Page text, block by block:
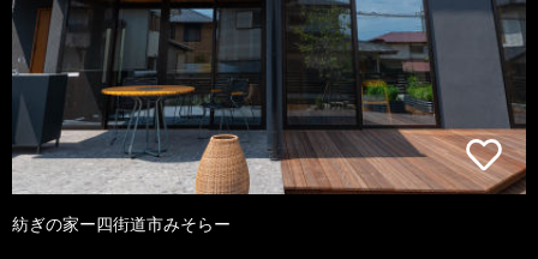
紡ぎの家ー四街道市みそらー